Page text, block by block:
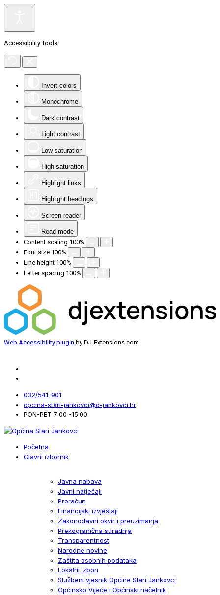
Accessibility Tools
Invert colors
Monochrome
Dark contrast
Light contrast
Low saturation
High saturation
Highlight links
Highlight headings
Screen reader
Read mode
Content scaling 100%
Font size 100%
Line height 100%
Letter spacing 100%
Web Accessibility plugin by DJ-Extensions.com
032/541-901
opcina-stari-jankovci@o-jankovci.hr
PON-PET 7:00 -15:00
Početna
Glavni izbornik
Javna nabava
Javni natječaji
Proračun
Financijski izvještaji
Zakonodavni okvir i preuzimanja
Prekogranična suradnja
Transparentnost
Narodne novine
Zaštita osobnih podataka
Lokalni izbori
Službeni vjesnik Općine Stari Jankovci
Općinsko Vijeće i Općinski načelnik